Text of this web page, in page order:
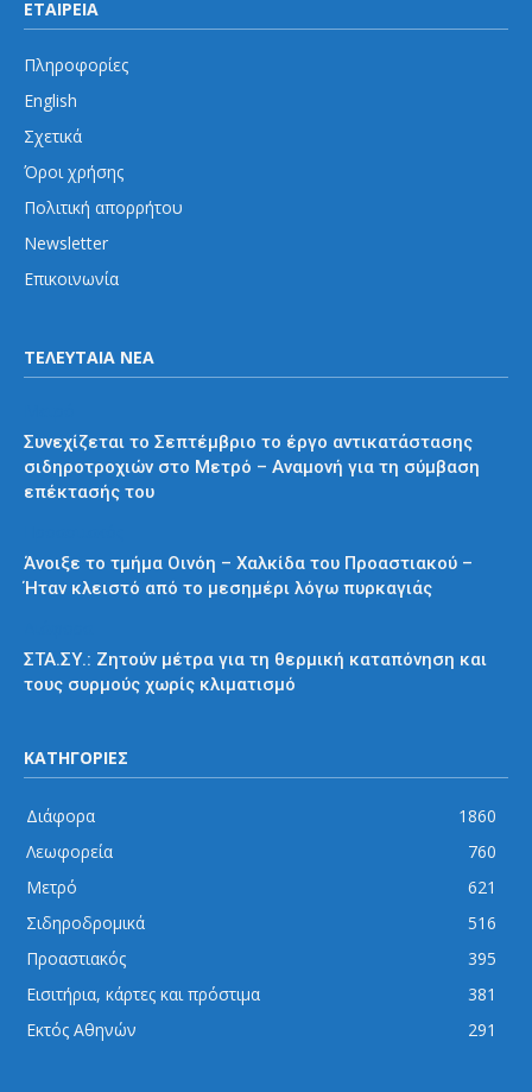
ΕΤΑΙΡΕΙΑ
Πληροφορίες
English
Σχετικά
Όροι χρήσης
Πολιτική απορρήτου
Newsletter
Επικοινωνία
ΤΕΛΕΥΤΑΙΑ ΝΕΑ
Συνεχίζεται το Σεπτέμβριο το έργο αντικατάστασης
σιδηροτροχιών στο Μετρό – Αναμονή για τη σύμβαση
επέκτασής του
Άνοιξε το τμήμα Οινόη – Χαλκίδα του Προαστιακού –
Ήταν κλειστό από το μεσημέρι λόγω πυρκαγιάς
ΣΤΑ.ΣΥ.: Ζητούν μέτρα για τη θερμική καταπόνηση και
τους συρμούς χωρίς κλιματισμό
ΚΑΤΗΓΟΡΙΕΣ
Διάφορα
1860
Λεωφορεία
760
Μετρό
621
Σιδηροδρομικά
516
Προαστιακός
395
Εισιτήρια, κάρτες και πρόστιμα
381
Εκτός Αθηνών
291